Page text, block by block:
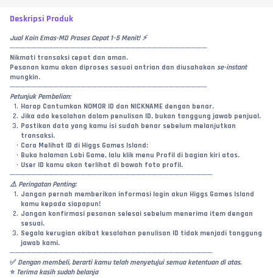
Deskripsi Produk
Jual Koin Emas-MD Proses Cepat 1–5 Menit! ⚡
────────────────────────────────────
Nikmati transaksi cepat dan aman.
Pesanan kamu akan diproses sesuai antrian dan diusahakan se-instant
mungkin.
────────────────────────────────────
Petunjuk Pembelian:
Harap Cantumkan NOMOR ID dan NICKNAME dengan benar.
Jika ada kesalahan dalam penulisan ID, bukan tanggung jawab penjual.
Pastikan data yang kamu isi sudah benar sebelum melanjutkan
transaksi.
Cara Melihat ID di Higgs Games Island:
Buka halaman Lobi Game, lalu klik menu Profil di bagian kiri atas.
User ID kamu akan terlihat di bawah foto profil.
─────────────────────────────────────
⚠️ Peringatan Penting:
Jangan pernah memberikan informasi login akun Higgs Games Island
kamu kepada siapapun!
Jangan konfirmasi pesanan selesai sebelum menerima item dengan
sesuai.
Segala kerugian akibat kesalahan penulisan ID tidak menjadi tanggung
jawab kami.
─────────────────────────────────────
✅ Dengan membeli, berarti kamu telah menyetujui semua ketentuan di atas.
⭐ Terima kasih sudah belanja